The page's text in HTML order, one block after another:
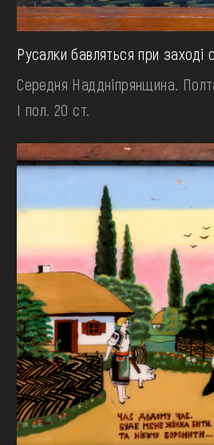
Русалки бавляться при заході
Середня Наддніпрянщина.
І пол. 20 ст.